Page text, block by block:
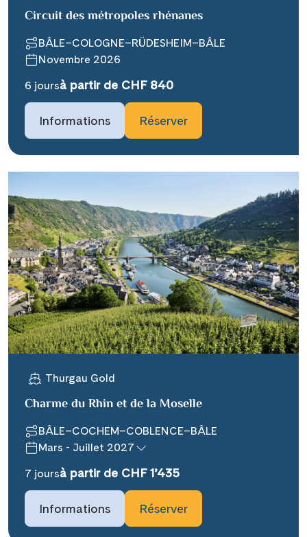
Teile diese Reise
### headline_default does not exist in
object type Ausflug ###
Facebook
Messenger
X
WhatsApp
Telegram
per E-Mail senden
Link kopieren
### beschreibung_headline_default
does not exist in object type Ausflug
###
Circuit des métropoles rhénanes
BÂLE–COLOGNE–RÜDESHEIM–BÂLE
Novembre 2026
6 joursà partir de CHF 840
Informations Réserver
Thurgau Gold
Charme du Rhin et de la Moselle
BÂLE–COCHEM–COBLENCE–BÂLE
Mars - Juillet 2027
7 joursà partir de CHF 1’435
Informations Réserver